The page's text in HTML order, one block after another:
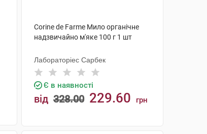
Corine de Farme Мило органічне
надзвичайно м'яке 100 г 1 шт
Лабораторіес Сарбек
Є в наявності
від 328.00 229.60 грн